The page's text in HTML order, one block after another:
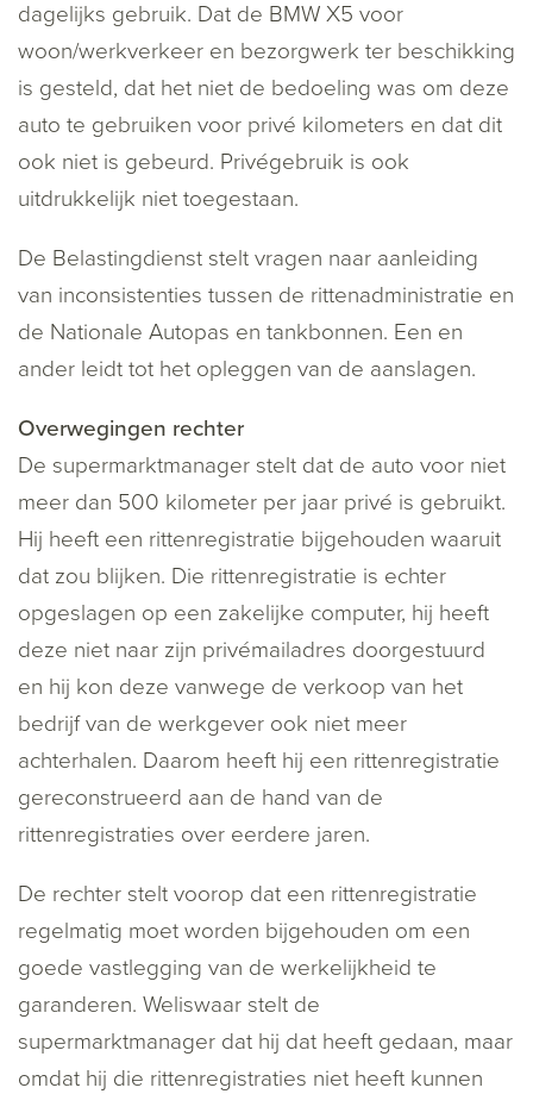
dagelijks gebruik. Dat de BMW X5 voor
woon/werkverkeer en bezorgwerk ter beschikking
is gesteld, dat het niet de bedoeling was om deze
auto te gebruiken voor privé kilometers en dat dit
ook niet is gebeurd. Privégebruik is ook
uitdrukkelijk niet toegestaan.
De Belastingdienst stelt vragen naar aanleiding
van inconsistenties tussen de rittenadministratie en
de Nationale Autopas en tankbonnen. Een en
ander leidt tot het opleggen van de aanslagen.
Overwegingen rechter
De supermarktmanager stelt dat de auto voor niet
meer dan 500 kilometer per jaar privé is gebruikt.
Hij heeft een rittenregistratie bijgehouden waaruit
dat zou blijken. Die rittenregistratie is echter
opgeslagen op een zakelijke computer, hij heeft
deze niet naar zijn privémailadres doorgestuurd
en hij kon deze vanwege de verkoop van het
bedrijf van de werkgever ook niet meer
achterhalen. Daarom heeft hij een rittenregistratie
gereconstrueerd aan de hand van de
rittenregistraties over eerdere jaren.
De rechter stelt voorop dat een rittenregistratie
regelmatig moet worden bijgehouden om een
goede vastlegging van de werkelijkheid te
garanderen. Weliswaar stelt de
supermarktmanager dat hij dat heeft gedaan, maar
omdat hij die rittenregistraties niet heeft kunnen